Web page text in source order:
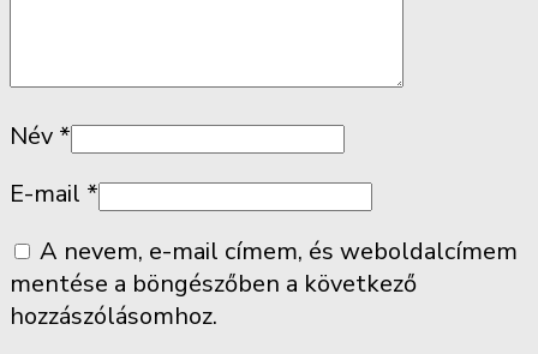
Név *
E-mail *
A nevem, e-mail címem, és weboldalcímem
mentése a böngészőben a következő
hozzászólásomhoz.